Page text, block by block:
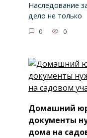
Наследование
дело не только
0 0
Домашний
документы
дома на